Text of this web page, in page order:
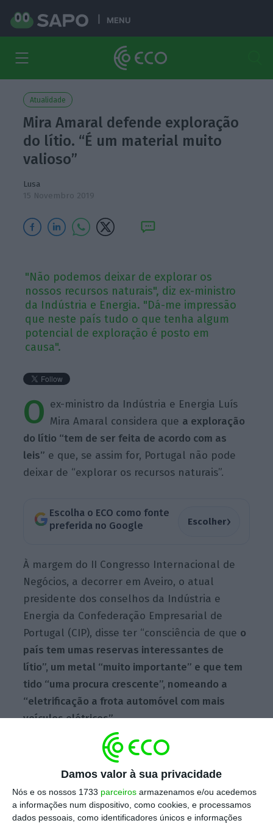
Damos valor à sua privacidade
Nós e os nossos 1733 parceiros armazenamos e/ou acedemos
a informações num dispositivo, como cookies, e processamos
dados pessoais, como identificadores únicos e informações
MENU
Atualidade
Mira Amaral defende exploração
do lítio. “É um material muito
valioso”
Lusa
15 Novembro 2019
"Não podemos deixar de explorar os
nossos recursos naturais", diz ex-ministro
da Indústria e Energia. "Dá-me impressão
que neste país tudo o que tenha algum
potencial de exploração é posto em
causa".
O ex-ministro da Indústria e Energia Luís
Mira Amaral considera que a exploração
do lítio “tem de ser feita de acordo com as
leis” e que, se assim for, Portugal não pode
deixar de “explorar os recursos naturais”.
Escolha o ECO como fonte
preferida no Google
Escolher›
À margem do II Congresso Internacional de
Negócios, a decorrer em Aveiro, o atual
presidente dos conselhos da Indústria e
Energia da Confederação Empresarial de
Portugal (CIP), disse ter “consciência de que o
país tem umas reservas interessantes de
lítio”, um metal “muito importante” e que tem
tido “uma procura crescente”, nomeando a
“eletrificação a frota automóvel com mais
veículos elétricos”.
“Obviamente que a exploração em Portugal
tem de ser feita de acordo com as leis de
exploração mineira e com a legislação
ambiental. Se for feito de acordo com isso,